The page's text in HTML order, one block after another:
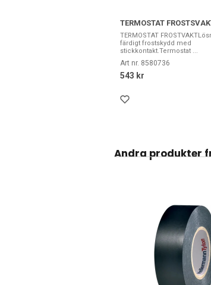
TERMOSTAT
TERMOSTAT
färdigt frostskydd med
stickkontakt.Termostat ...
Art nr. 8580736
543 kr
Andra produkter